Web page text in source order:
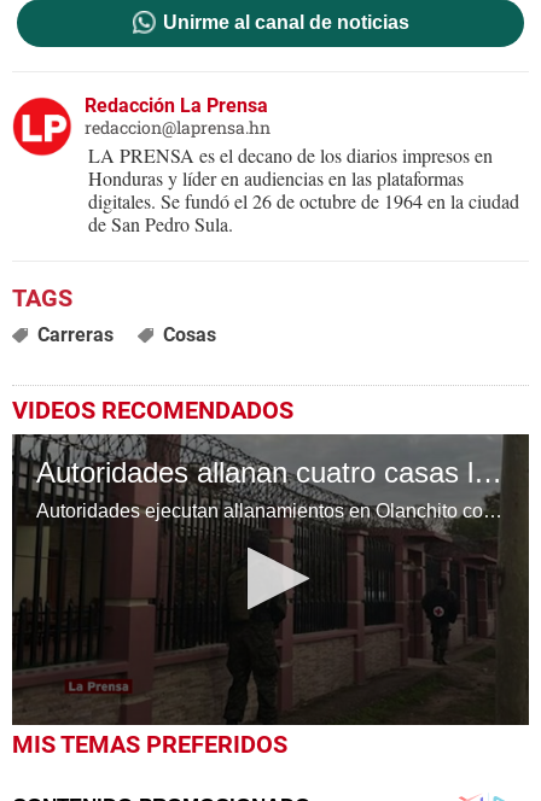
Unirme al canal de noticias
Redacción La Prensa
redaccion@laprensa.hn
LA PRENSA es el decano de los diarios impresos en
Honduras y líder en audiencias en las plataformas
digitales. Se fundó el 26 de octubre de 1964 en la ciudad
de San Pedro Sula.
Carreras Cosas
VIDEOS RECOMENDADOS
Autoridades allanan cuatro casas ligadas a “Los Copanecos” en Olanchito
Autoridades ejecutan allanamientos en Olanchito contra una estructura criminal ligada al narcotráfico en el corredor atlántico.
0
seconds
MIS TEMAS PREFERIDOS